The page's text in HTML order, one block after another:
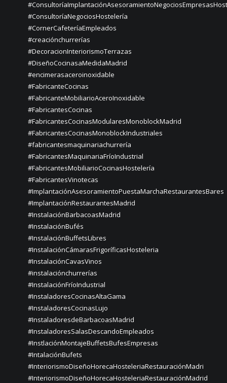
#ConsultoríaNegociosHostelería
#CornerCafeteríaEmpleados
#creaciónchurrerías
#DecoracionInteriorismoTerrazas
#DiseñoCocinasaMedidaMadrid
#encimerasaceroinoxidable
#FabricanteCocinas
#FabricanteMobiliarioAceroInoxidable
#FabricantesCocinas
#FabricantesCocinasModularesMonoblockMadrid
#FabricantesCocinasMonoblockIndustriales
#fabricantesmaquinariachurrería
#FabricantesMaquinariaFríoIndustrial
#FabricantesMobiliarioCocinasHostelería
#FabricantesVinotecas
#ImplantaciónAsesoramientoPuestaMarchaRestaurantesBares
#ImplantaciónRestaurantesMadrid
#InstalaciónBarbacoasMadrid
#InstalaciónBufés
#InstalaciónBuffetsLibres
#InstalaciónCámarasFrigoríficasHosteleria
#InstalaciónCavasVinos
#instalaciónchurrerías
#InstalaciónFríoIndustrial
#InstaladoresCocinasAltaGama
#InstaladoresCocinasLujo
#InstaladoresdeBarbacoasMadrid
#InstaladoresSalasDescandoEmpleados
#InstlaciónMontajeBuffetsBufesEmpresas
#IntalaciónBufets
#InteriorismoDiseñoHorecaHosteleriaRestauraciónMadri
#InteriorismoDiseñoHorecaHosteleriaRestauraciónMadrid